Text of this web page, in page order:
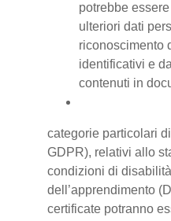
potrebbe
ulteriori dati
riconoscimento
identificativi e
contenuti in
categorie particolari
GDPR), relativi allo
condizioni di
dell’apprendimento
certificate potranno